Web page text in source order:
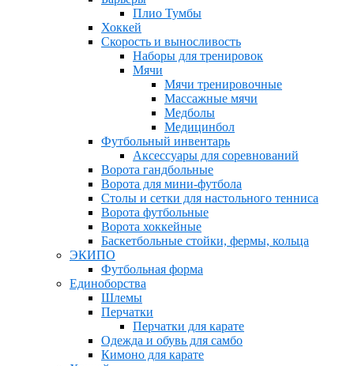
Плио Тумбы
Хоккей
Скорость и выносливость
Наборы для тренировок
Мячи
Мячи тренировочные
Массажные мячи
Медболы
Медицинбол
Футбольный инвентарь
Аксессуары для соревнований
Ворота гандбольные
Ворота для мини-футбола
Столы и сетки для настольного тенниса
Ворота футбольные
Ворота хоккейные
Баскетбольные стойки, фермы, кольца
ЭКИПО
Футбольная форма
Единоборства
Шлемы
Перчатки
Перчатки для карате
Одежда и обувь для самбо
Кимоно для карате